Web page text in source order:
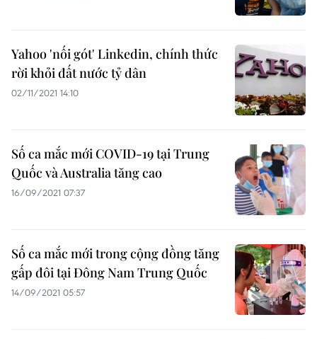
Yahoo 'nối gót' Linkedin, chính thức
rời khỏi đất nước tỷ dân
02/11/2021 14:10
Số ca mắc mới COVID-19 tại Trung
Quốc và Australia tăng cao
16/09/2021 07:37
Số ca mắc mới trong cộng đồng tăng
gấp đôi tại Đông Nam Trung Quốc
14/09/2021 05:57